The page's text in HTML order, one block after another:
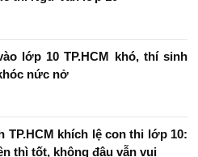
lớp 10 TP.HCM khó, thí sinh
nức nở
TP.HCM khích lệ con thi lớp 10:
thì tốt, không đậu vẫn vui